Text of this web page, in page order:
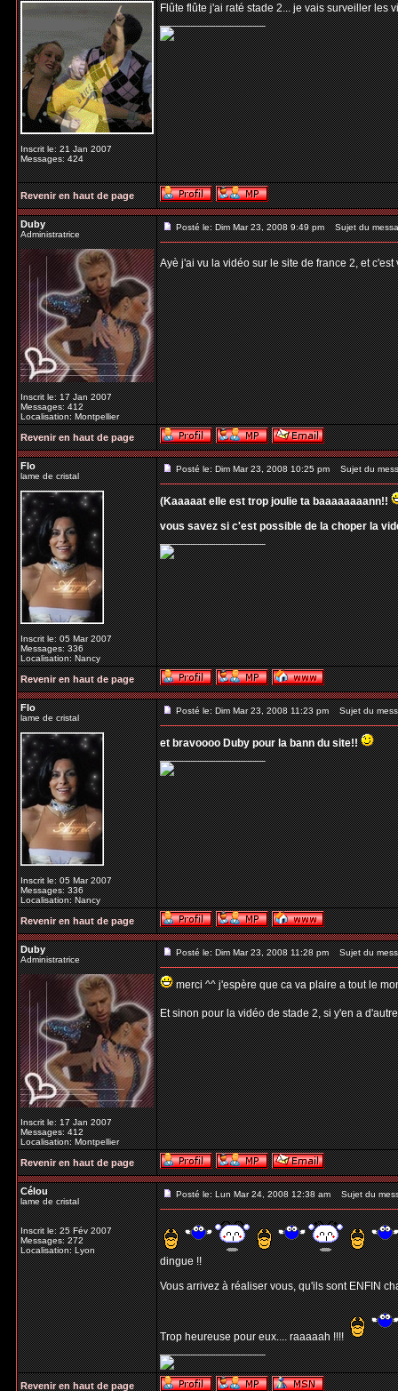
Inscrit le: 21 Jan 2007
Messages: 424
Flûte flûte j'ai raté stade 2... je vais surveiller les
_________________
Revenir en haut de page
Duby
Administratrice
Inscrit le: 17 Jan 2007
Messages: 412
Localisation: Montpellier
Posté le: Dim Mar 23, 2008 9:49 pm Sujet du
Ayè j'ai vu la vidéo sur le site de france 2, et
Revenir en haut de page
Flo
lame de cristal
Inscrit le: 05 Mar 2007
Messages: 336
Localisation: Nancy
Posté le: Dim Mar 23, 2008 10:25 pm Sujet du
(Kaaaaat elle est trop joulie ta baaaaaaaann!!
vous savez si c'est possible de la choper la
_________________
Revenir en haut de page
Flo
lame de cristal
Inscrit le: 05 Mar 2007
Messages: 336
Localisation: Nancy
Posté le: Dim Mar 23, 2008 11:23 pm Sujet du
et bravoooo Duby pour la bann du site!!
_________________
Revenir en haut de page
Duby
Administratrice
Inscrit le: 17 Jan 2007
Messages: 412
Localisation: Montpellier
Posté le: Dim Mar 23, 2008 11:28 pm Sujet du
merci ^^ j'espère que ca va plaire a tout le
Et sinon pour la vidéo de stade 2, si y'en a
Revenir en haut de page
Célou
lame de cristal
Inscrit le: 25 Fév 2007
Messages: 272
Localisation: Lyon
Posté le: Lun Mar 24, 2008 12:38 am Sujet du
dingue !!
Vous arrivez à réaliser vous, qu'ils sont ENFIN
Trop heureuse pour eux.... raaaaah !!!!
_________________
Revenir en haut de page